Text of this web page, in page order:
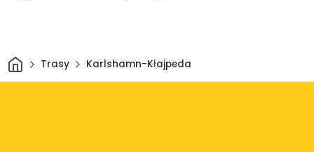
DomTrasy Karlshamn-Kłajpeda